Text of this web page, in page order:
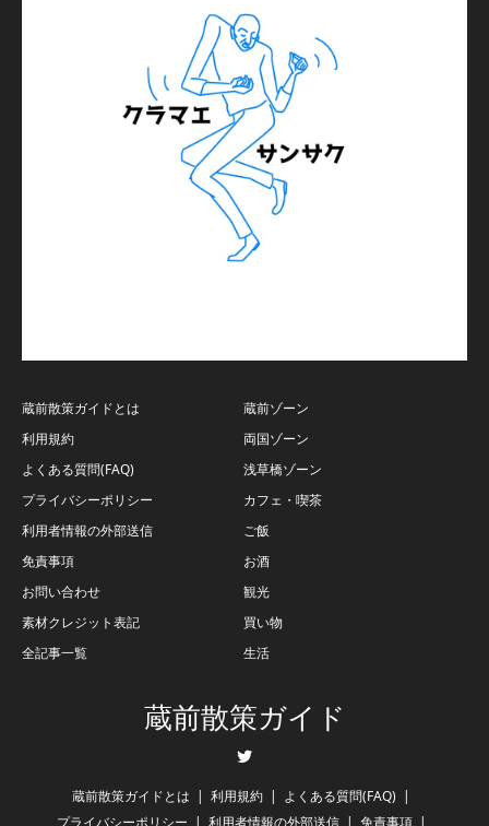
蔵前散策ガイドとは
利用規約
よくある質問(FAQ)
プライバシーポリシー
利用者情報の外部送信
免責事項
お問い合わせ
素材クレジット表記
全記事一覧
蔵前ゾーン
両国ゾーン
浅草橋ゾーン
カフェ・喫茶
ご飯
お酒
観光
買い物
生活
蔵前散策ガイド
蔵前散策ガイドとは 利用規約
よくある質問(FAQ)
プライバシーポリシー
利用者情報の外部送信 免責事項